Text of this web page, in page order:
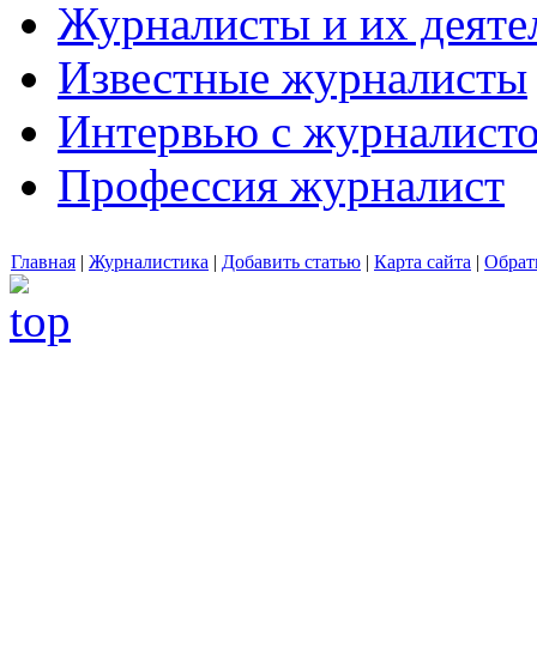
Журналисты и их
Известные журналисты
Интервью с
Профессия журналист
Главная | Журналистика | Добавить статью | Карта сайта |